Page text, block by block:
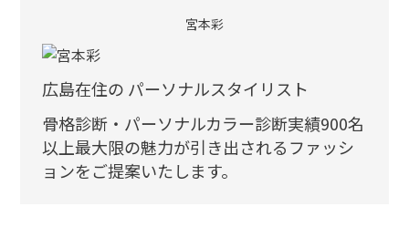
宮本彩
広島在住の パーソナルスタイリスト
骨格診断・パーソナルカラー診断実績900名
以上最大限の魅力が引き出されるファッシ
ョンをご提案いたします。